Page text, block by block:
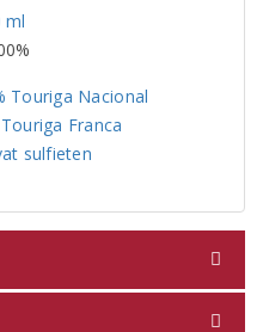
ml
Touriga Nacional
Franca
sulfieten